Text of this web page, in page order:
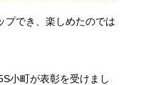
プでき、楽しめたのでは
小町が表彰を受けまし